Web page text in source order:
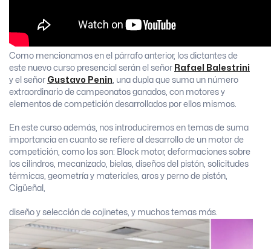
Como mencionamos en el párrafo anterior, los dictantes de
este nuevo curso presencial serán el señor Rafael Balestrini
y el señor Gustavo Penin , una dupla que suma un número
extraordinario de campeonatos ganados, con motores y
elementos de competición desarrollados por ellos mismos.
En este curso además, nos introduciremos en temas de suma
importancia en cuanto se refiere al desarrollo de un motor de
competición, como los son: Block motor, deformaciones sobre
los cilindros, mecanizado, bielas, diseños del pistón, solicitudes
térmicas, geometría y materiales, aros y perno de pistón,
Cigüeñal,
diseño y selección de cojinetes, y muchos temas más.